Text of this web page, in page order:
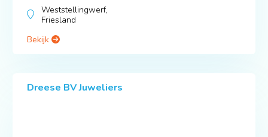
Weststellingwerf,
Friesland
Bekijk
Dreese BV Juweliers